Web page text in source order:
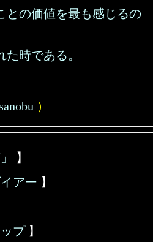
との価値を最も感じるの
時である。
）
】
アー 】
プ】